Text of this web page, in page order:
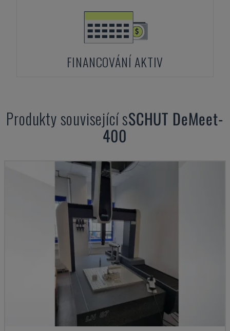
FINANCOVÁNÍ AKTIV
Produkty související sSCHUT DeMeet-
400